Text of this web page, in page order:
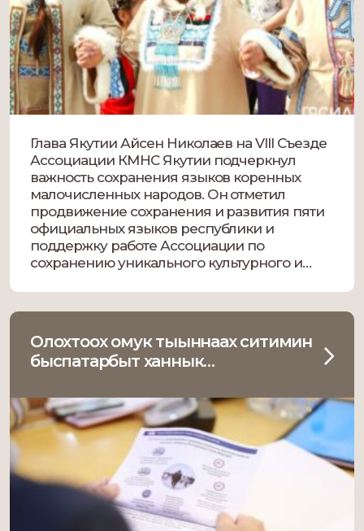
Глава Якутии Айсен Николаев на VIII Съезде
Ассоциации КМНС Якутии подчеркнул
важность сохранения языков коренных
малочисленных народов. Он отметил
продвижение сохранения и развития пяти
официальных языков республики и
поддержку работе Ассоциации по
сохранению уникального культурного и
Президент Ассоциации Андрей
Кривошапкин подробно рассказал о работе
языков. […]
Олохтоох омук тыыннаах ситимин
быспатарбыт ханнык…